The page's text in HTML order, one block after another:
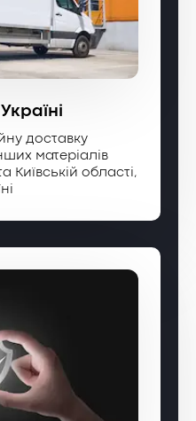
доставку
матеріалів
Київській області,